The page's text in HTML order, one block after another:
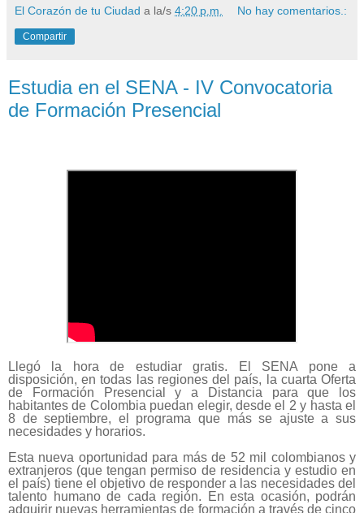
El Corazón de tu Ciudad a la/s 4:20 p.m. No hay comentarios.:
Compartir
Estudia en el SENA - IV Convocatoria
de Formación Presencial
Llegó la hora de estudiar gratis.
El SENA pone a
disposición, en todas las regiones del país, la cuarta Oferta
de Formación Presencial y a Distancia para que los
habitantes de Colombia puedan elegir, desde el 2 y hasta el
8 de septiembre, el programa que más se ajuste a sus
necesidades y horarios.
Esta nueva oportunidad para más de 52 mil colombianos y
extranjeros (que tengan permiso de residencia y estudio en
el país) tiene el objetivo de responder a las necesidades del
talento humano de cada región. En esta ocasión, podrán
adquirir nuevas herramientas de formación a través de cinco